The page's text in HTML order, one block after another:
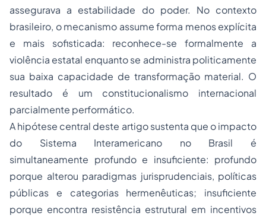
assegurava a estabilidade do poder. No contexto
brasileiro, o mecanismo assume forma menos explícita
e mais sofisticada: reconhece-se formalmente a
violência estatal enquanto se administra politicamente
sua baixa capacidade de transformação material. O
resultado é um constitucionalismo internacional
parcialmente performático.
A hipótese central deste artigo sustenta que o impacto
do Sistema Interamericano no Brasil é
simultaneamente profundo e insuficiente: profundo
porque alterou paradigmas jurisprudenciais, políticas
públicas e categorias hermenêuticas; insuficiente
porque encontra resistência estrutural em incentivos